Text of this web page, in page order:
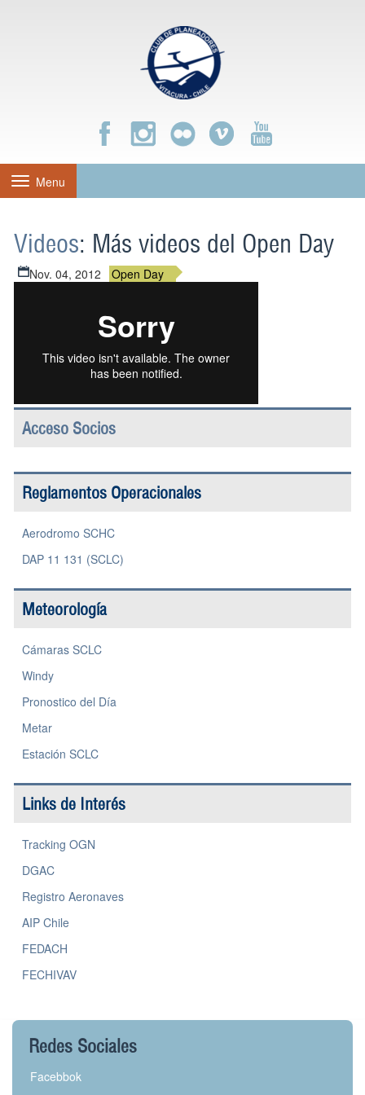
Toggle
navigation
Menu
Videos: Más videos del Open Day
Nov. 04, 2012 Open Day
Acceso Socios
Reglamentos Operacionales
Aerodromo SCHC
DAP 11 131 (SCLC)
Meteorología
Cámaras SCLC
Windy
Pronostico del Día
Metar
Estación SCLC
Links de Interés
Tracking OGN
DGAC
Registro Aeronaves
AIP Chile
FEDACH
FECHIVAV
Redes Sociales
Facebbok